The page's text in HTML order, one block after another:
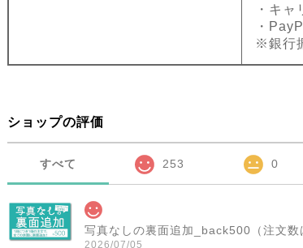
・キャ
・
※銀行
ショップの評価
すべて 253 0
写真なしの裏面追加_back500（注文数
2026/07/05